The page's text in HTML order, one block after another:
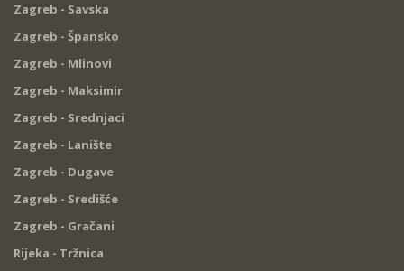
Zagreb - Savska
Zagreb - Špansko
Zagreb - Mlinovi
Zagreb - Maksimir
Zagreb - Srednjaci
Zagreb - Lanište
Zagreb - Dugave
Zagreb - Središće
Zagreb - Gračani
Rijeka - Tržnica